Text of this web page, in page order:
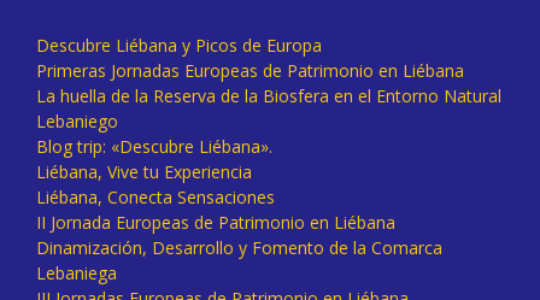
Descubre Liébana y Picos de Europa
Primeras Jornadas Europeas de Patrimonio en Liébana
La huella de la Reserva de la Biosfera en el Entorno Natural
Lebaniego
Blog trip: «Descubre Liébana».
Liébana, Vive tu Experiencia
Liébana, Conecta Sensaciones
II Jornada Europeas de Patrimonio en Liébana
Dinamización, Desarrollo y Fomento de la Comarca
Lebaniega